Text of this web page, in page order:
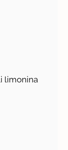
limonina